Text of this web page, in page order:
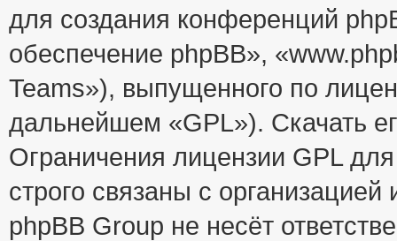
для создания конференций
обеспечение phpBB»,
Teams»), выпущенного по
дальнейшем «GPL»). Скачать
Ограничения лицензии GPL
строго связаны с
phpBB Group не несёт